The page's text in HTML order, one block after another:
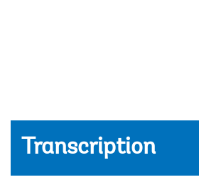
Transcription